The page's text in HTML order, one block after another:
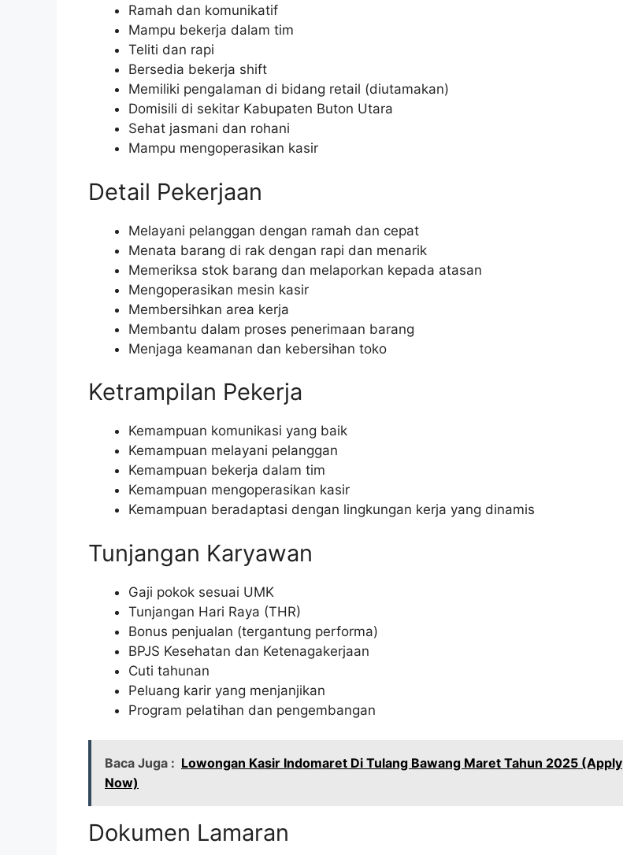
Ramah dan komunikatif
Mampu bekerja dalam tim
Teliti dan rapi
Bersedia bekerja shift
Memiliki pengalaman di bidang retail (diutamakan)
Domisili di sekitar Kabupaten Buton Utara
Sehat jasmani dan rohani
Mampu mengoperasikan kasir
Detail Pekerjaan
Melayani pelanggan dengan ramah dan cepat
Menata barang di rak dengan rapi dan menarik
Memeriksa stok barang dan melaporkan kepada atasan
Mengoperasikan mesin kasir
Membersihkan area kerja
Membantu dalam proses penerimaan barang
Menjaga keamanan dan kebersihan toko
Ketrampilan Pekerja
Kemampuan komunikasi yang baik
Kemampuan melayani pelanggan
Kemampuan bekerja dalam tim
Kemampuan mengoperasikan kasir
Kemampuan beradaptasi dengan lingkungan kerja yang dinamis
Tunjangan Karyawan
Gaji pokok sesuai UMK
Tunjangan Hari Raya (THR)
Bonus penjualan (tergantung performa)
BPJS Kesehatan dan Ketenagakerjaan
Cuti tahunan
Peluang karir yang menjanjikan
Program pelatihan dan pengembangan
Baca Juga : Lowongan Kasir Indomaret Di Tulang Bawang Maret Tahun 2025 (Apply
Now)
Dokumen Lamaran